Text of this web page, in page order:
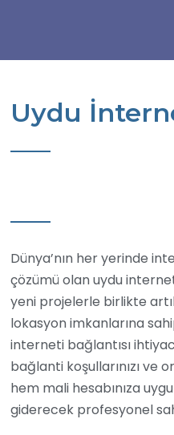
Uydu
Dünya’nın her yerinde
çözümü olan uydu
yeni projelerle birlikte
lokasyon imkanlarına
interneti bağlantısı
bağlanti koşullarınızı ve
hem mali hesabınıza
giderecek profesyonel